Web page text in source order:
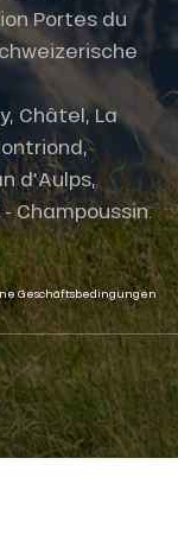
Portes du
Châtel, La
d'Aulps,
Champoussin.
Geschäftsbedingungen